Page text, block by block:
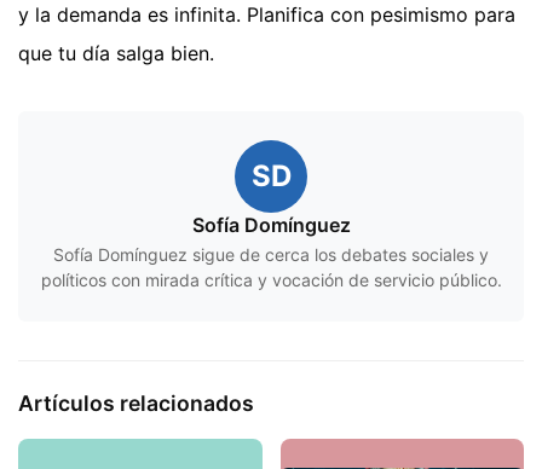
y la demanda es infinita. Planifica con pesimismo para
que tu día salga bien.
SD
Sofía Domínguez
Sofía Domínguez sigue de cerca los debates sociales y
políticos con mirada crítica y vocación de servicio público.
Artículos relacionados